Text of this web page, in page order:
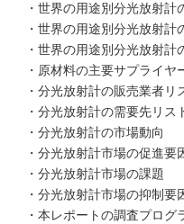
・世界の用途別分光放射計
・世界の用途別分光放射計
・世界の用途別分光放射計
・原材料の主要サプライヤ
・分光放射計の販売業者リ
・分光放射計の需要先リス
・分光放射計の市場動向
・分光放射計市場の促進要
・分光放射計市場の課題
・分光放射計市場の抑制要
・本レポートの調査プログ